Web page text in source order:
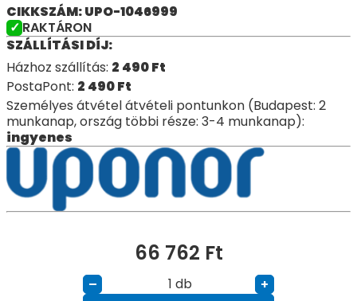
CIKKSZÁM: UPO-1046999
RAKTÁRON
SZÁLLÍTÁSI DÍJ:
Házhoz szállítás: 2 490Ft
PostaPont: 2 490Ft
Személyes átvétel átvételi pontunkon (Budapest: 2
munkanap, ország többi része: 3-4 munkanap):
ingyenes
66 762 Ft
– db
+